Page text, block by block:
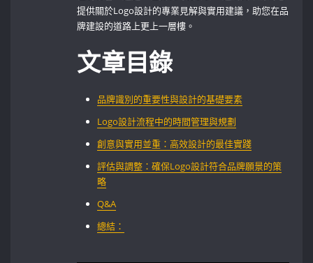
提供關於Logo設計的專業見解與實用建議，助您在品
牌建設的道路上更上一層樓。
文章目錄
品牌識別的重要性與設計的基礎要素
Logo設計流程中的時間管理與規劃
創意與實用並重：高效設計的最佳實踐
評估與調整：確保Logo設計符合品牌願景的策
略
Q&A
總結：